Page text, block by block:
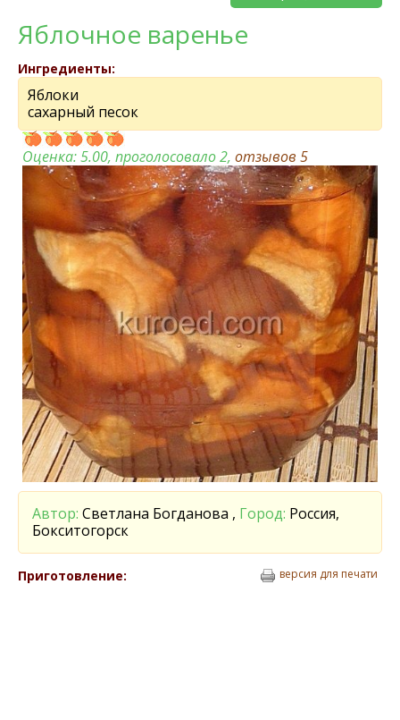
Яблочное варенье
Ингредиенты:
Яблоки
сахарный песок
Оценка:5.00, проголосовало 2, отзывов 5
Автор: Светлана Богданова , Город: Россия,
Бокситогорск
Приготовление: версия для печати